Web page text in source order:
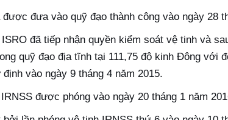
đưa vào quỹ đạo thành công vào ngày 28
đã tiếp nhận quyền kiểm soát vệ tinh và
quỹ đạo địa tĩnh tại 111,75 độ kinh Đông với
vào ngày 9 tháng 4 năm 2015.
được phóng vào ngày 20 tháng 1 năm